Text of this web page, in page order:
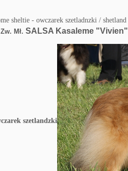
Zw. Mł. SALSA Kasaleme "Vivien"